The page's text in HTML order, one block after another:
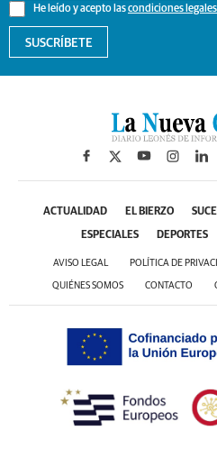
He leído y acepto lascondiciones legales
SUSCRÍBETE
ACTUALIDAD EL BIERZO
ESPECIALES DEPORTES
AVISO LEGAL POLÍTICA DE
QUIÉNES SOMOS CONTACTO